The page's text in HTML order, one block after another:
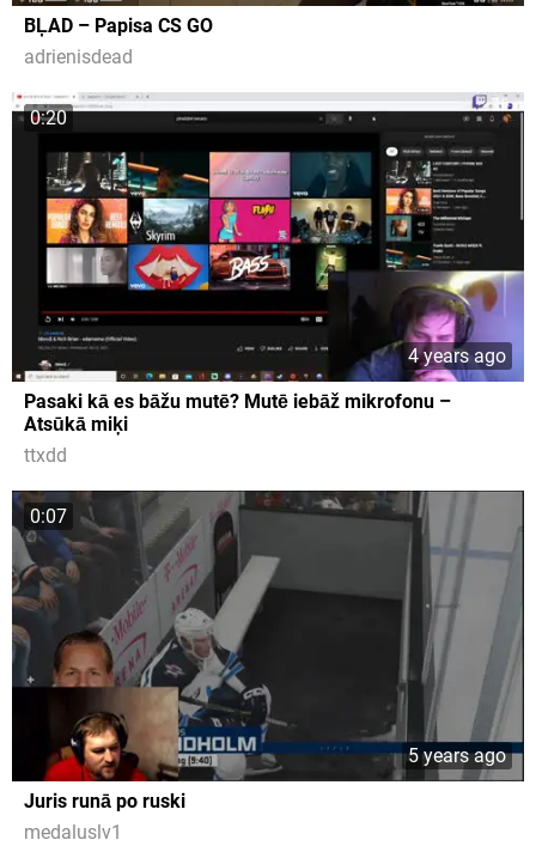
BĻAD – Papisa CS GO
adrienisdead
0:20
4 years ago
Pasaki kā es bāžu mutē? Mutē iebāž mikrofonu –
Atsūkā miķi
ttxdd
0:07
5 years ago
Juris runā po ruski
medaluslv1